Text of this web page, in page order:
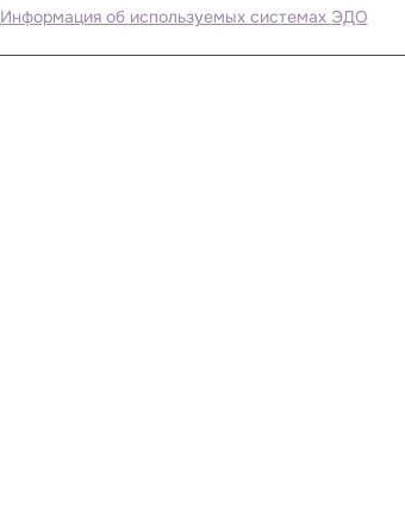
Информация об используемых системах ЭДО